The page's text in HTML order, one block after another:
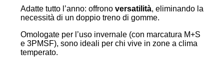
Adatte tutto l’anno: offrono versatilità, eliminando la
necessità di un doppio treno di gomme.
Omologate per l’uso invernale (con marcatura M+S
e 3PMSF), sono ideali per chi vive in zone a clima
temperato.